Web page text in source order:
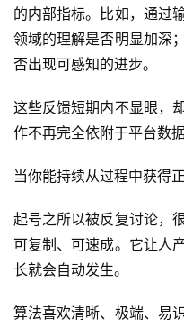
的内部指标。比如，通过
领域的理解是否明显加深
否出现可感知的进步。
这些反馈短期内不显眼，
作不再完全依附于平台数
当你能持续从过程中获得
起号之所以被反复讨论，
可复制、可速成。它让人
长就会自动发生。
算法喜欢清晰、极端、易